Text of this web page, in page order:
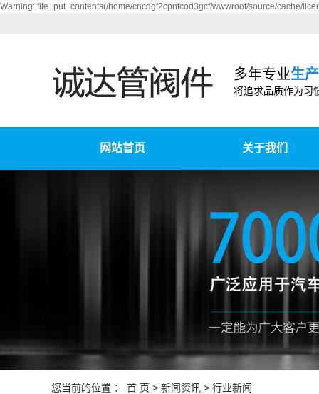
Warning: file_put_contents(/home/cncdgf2cpntcod3gcf/wwwroot/source/cache/
多年专业生
将追求品质作为习
网站首页 关于我们
您当前的位置 ： 首 页 > 新闻资讯 > 行业新闻